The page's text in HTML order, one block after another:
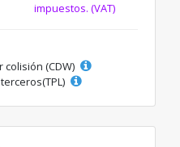
impuestos. (VAT)
(CDW)